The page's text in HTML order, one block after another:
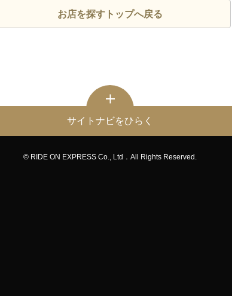
お店を探すトップへ戻る
サイトナビをひらく
© RIDE ON EXPRESS Co., Ltd．All Rights Reserved.